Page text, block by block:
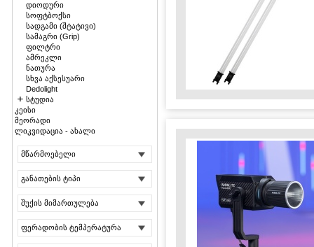
დიოდური
სოფტბოქსი
სადგამი (შტატივი)
სამაგრი (Grip)
ფილტრი
ამრეკლი
ნათურა
სხვა აქსესუარი
Dedolight
სტუდია
კეისი
მეორადი
ლიკვიდაცია - ახალი
მწარმოებელი
განათების ტიპი
შუქის მიმართულება
ფერადობის ტემპერატურა